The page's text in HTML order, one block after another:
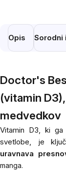
Opis Sorodni
Doctor's
(vitamin
medvedkov
Vitamin D3, ki ga
svetlobe, je
uravnava
manga.